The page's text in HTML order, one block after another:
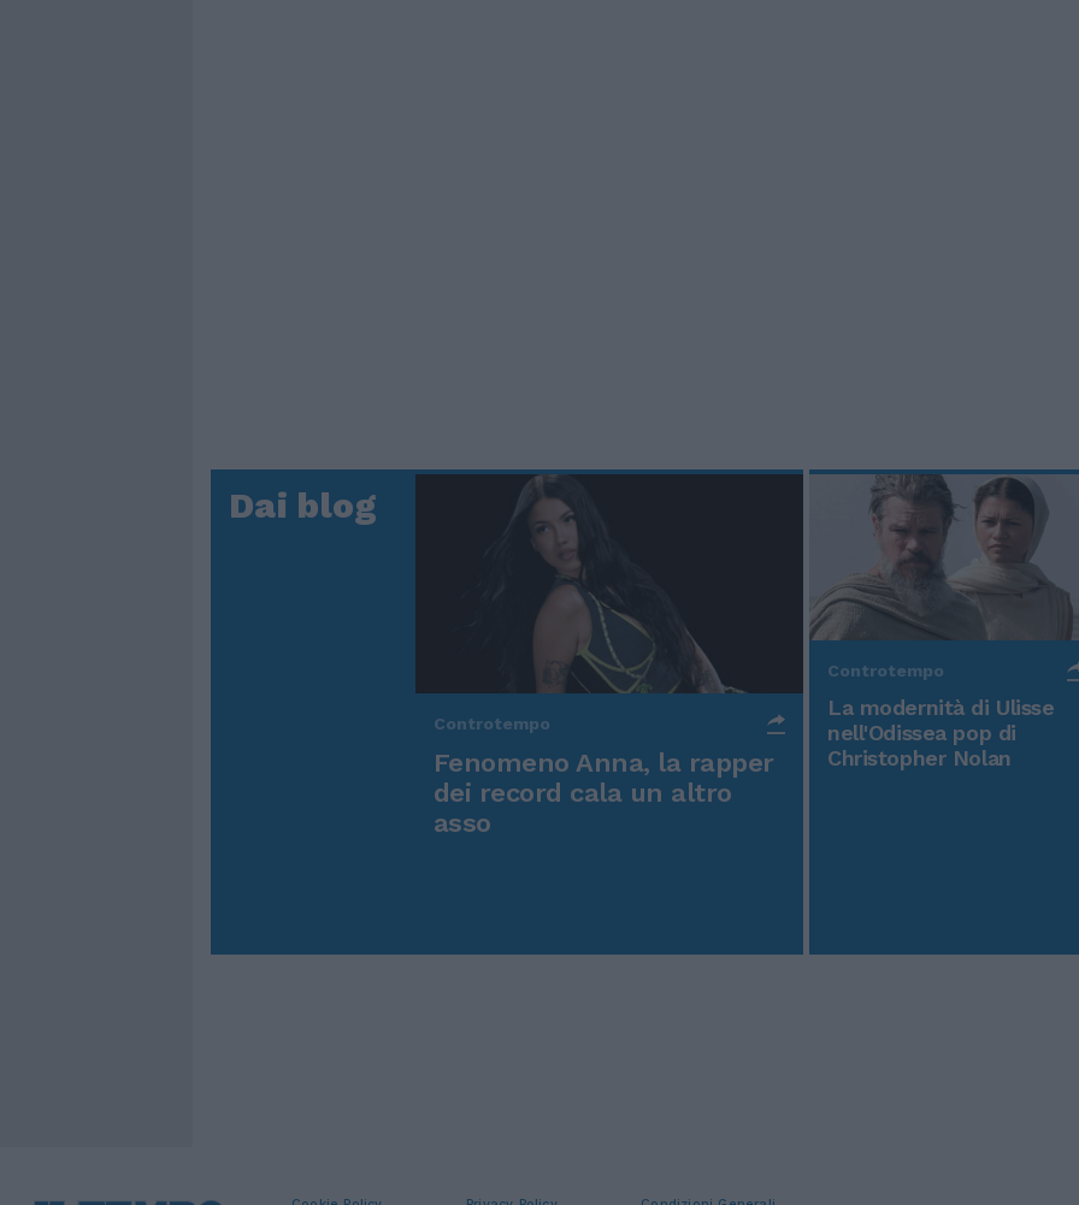
Dai blog
Controtempo
Fenomeno Anna, la rapper
dei record cala un altro
asso
Controtempo
La modernità di Ulisse
nell'Odissea pop di
Christopher Nolan